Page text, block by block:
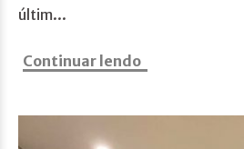
últim...
Continuar lendo